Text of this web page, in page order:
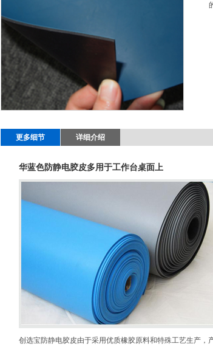
更多细节 详细介绍
华蓝色防静电胶皮多用于工作台桌面上
创选宝防静电胶皮由于采用优质橡胶原料和特殊工艺生产，